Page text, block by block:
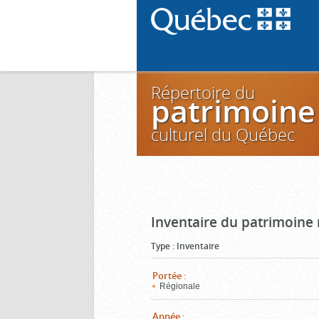
Répertoire du
patrimoine
culturel du Québec
Inventaire du patrimoine
Type : Inventaire
Portée :
Régionale